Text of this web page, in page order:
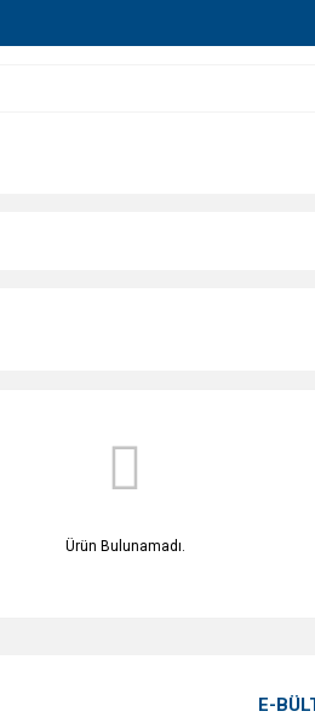
Ürün Bulunamadı.
E-